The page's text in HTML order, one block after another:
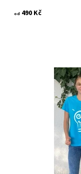
od 490 Kč
Tahle žárovka vám
300/SCI